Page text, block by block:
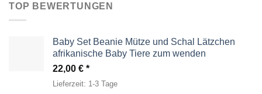
TOP BEWERTUNGEN
Baby Set Beanie Mütze und Schal Lätzchen
afrikanische Baby Tiere zum wenden
22,00 €
Lieferzeit: 1-3 Tage